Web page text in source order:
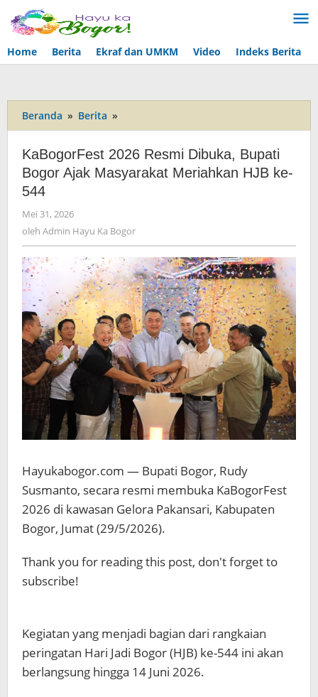
Lewati
ke
konten
Home
Berita Ekraf dan UMKM Video Indeks Berita
Beranda » Berita »
2026
Dibuka,
Bupati
Meriahkan
HJB
ke-
544
KaBogorFest 2026 Resmi Dibuka, Bupati
Bogor Ajak Masyarakat Meriahkan HJB ke-
544
Mei 31, 2026
Admin
Hayu
Ka
Bogor
oleh Admin Hayu Ka Bogor
Hayukabogor.com — Bupati Bogor, Rudy
Susmanto, secara resmi membuka KaBogorFest
2026 di kawasan Gelora Pakansari, Kabupaten
Bogor, Jumat (29/5/2026).
Thank you for reading this post, don't forget to
subscribe!
Kegiatan yang menjadi bagian dari rangkaian
peringatan Hari Jadi Bogor (HJB) ke-544 ini akan
berlangsung hingga 14 Juni 2026.